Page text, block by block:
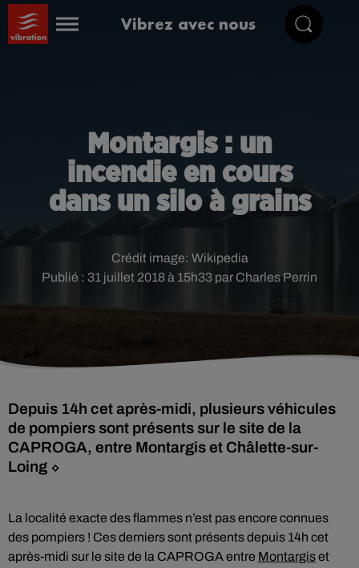
Vibrez avec nous
Montargis : un
incendie en cours
dans un silo à grains
Publié : 31 juillet 2018 à 15h33 par Charles Perrin
Crédit image: Wikipedia
Depuis 14h cet après-midi, plusieurs véhicules
de pompiers sont présents sur le site de la
CAPROGA, entre Montargis et Châlette-sur-
Loing ⬦
La localité exacte des flammes n’est pas encore connues
des pompiers ! Ces derniers sont présents depuis 14h cet
après-midi sur le site de la CAPROGA entre Montargiset